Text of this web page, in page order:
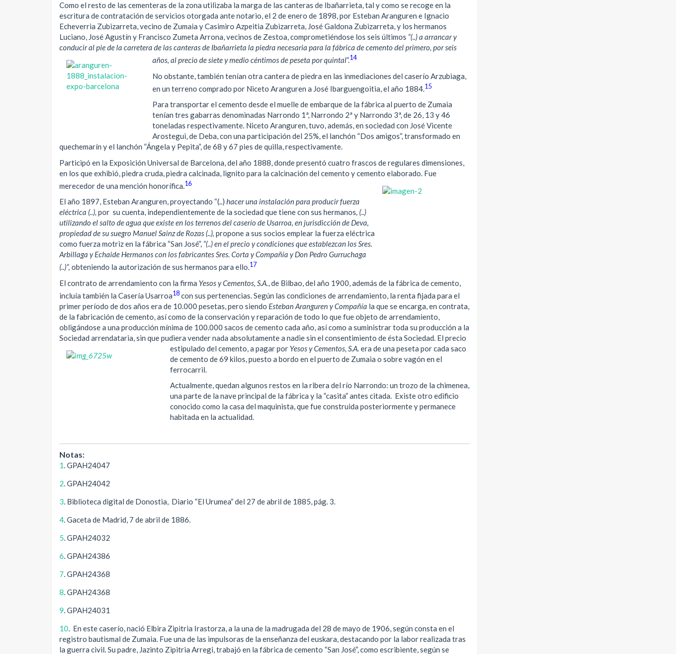
Como el resto de las cementeras de la zona utilizaba la marga de las canteras de Ibañarrieta, tal y como se recoge en la
escritura de contratación de servicios otorgada ante notario, el 2 de enero de 1898, por Esteban Aranguren e Ignacio
Echeverria Zubizarreta, vecino de Zumaia y Casimiro Azpeitia Zubizarreta, José Galdona Zubizarreta, y los hermanos
Luciano, José Agustín y Francisco Zumeta Arrona, vecinos de Zestoa, comprometiéndose los seis últimos “(..) a arrancar y
conducir al pie de la carretera de las canteras de Ibañarrieta la piedra necesaria para la fábrica de cemento del primero, por seis
años, al precio de siete y medio céntimos de peseta por quintal”.14
No obstante, también tenían otra cantera de piedra en las inmediaciones del caserío Arzubiaga,
en un terreno comprado por Niceto Aranguren a José Ibarguengoitia, el año 1884.15
Para transportar el cemento desde el muelle de embarque de la fábrica al puerto de Zumaia
tenían tres gabarras denominadas Narrondo 1ª, Narrondo 2ª y Narrondo 3ª, de 26, 13 y 46
toneladas respectivamente. Niceto Aranguren, tuvo, además, en sociedad con José Vicente
Arostegui, de Deba, con una participación del 25%, el lanchón “Dos amigos”, transformado en
quechemarín y el lanchón “Ángela y Pepita”, de 68 y 67 pies de quilla, respectivamente.
Participó en la Exposición Universal de Barcelona, del año 1888, donde presentó cuatro frascos de regulares dimensiones,
en los que exhibió, piedra cruda, piedra calcinada, lignito para la calcinación del cemento y cemento elaborado. Fue
merecedor de una mención honorífica.16
El año 1897, Esteban Aranguren, proyectando “(..) hacer una instalación para producir fuerza
eléctrica (..), por su cuenta, independientemente de la sociedad que tiene con sus hermanos, (..)
utilizando el salto de agua que existe en los terrenos del caserío de Usarroa, en jurisdicción de Deva,
propiedad de su suegro Manuel Sainz de Rozas (..), propone a sus socios emplear la fuerza eléctrica
como fuerza motriz en la fábrica “San José”, “(..) en el precio y condiciones que establezcan los Sres.
Arbillaga y Echaide Hermanos con los fabricantes Sres. Corta y Compañía y Don Pedro Gurruchaga
(..)”, obteniendo la autorización de sus hermanos para ello.17
El contrato de arrendamiento con la firma Yesos y Cementos, S.A., de Bilbao, del año 1900, además de la fábrica de cemento,
incluía también la Casería Usarroa18con sus pertenencias. Según las condiciones de arrendamiento, la renta fijada para el
primer período de dos años era de 10.000 pesetas, pero siendo Esteban Aranguren y Compañía la que se encarga, en contrata,
de la fabricación de cemento, así como de la conservación y reparación de todo lo que fue objeto de arrendamiento,
obligándose a una producción mínima de 100.000 sacos de cemento cada año, así como a suministrar toda su producción a la
Sociedad arrendataria, sin que pudiera vender nada absolutamente a nadie sin el consentimiento de ésta Sociedad. El precio
estipulado del cemento, a pagar por Yesos y Cementos, S.A. era de una peseta por cada saco
de cemento de 69 kilos, puesto a bordo en el puerto de Zumaia o sobre vagón en el
ferrocarril.
Actualmente, quedan algunos restos en la ribera del río Narrondo: un trozo de la chimenea,
una parte de la nave principal de la fábrica y la “casita” antes citada. Existe otro edificio
conocido como la casa del maquinista, que fue construida posteriormente y permanece
habitada en la actualidad.
Notas:
1. GPAH24047
2. GPAH24042
3. Biblioteca digital de Donostia, Diario “El Urumea” del 27 de abril de 1885, pág. 3.
4. Gaceta de Madrid, 7 de abril de 1886.
5. GPAH24032
6. GPAH24386
7. GPAH24368
8. GPAH24368
9. GPAH24031
10. En este caserío, nació Elbira Zipitria Irastorza, a la una de la madrugada del 28 de mayo de 1906, según consta en el
registro bautismal de Zumaia. Fue una de las impulsoras de la enseñanza del euskara, destacando por la labor realizada tras
la guerra civil. Su padre, Jazinto Zipitria Arregi, trabajó en la fábrica de cemento “San José”, como escribiente, según se